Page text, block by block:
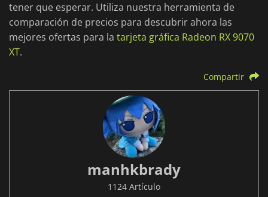
tener que esperar. Utiliza nuestra herramienta de
comparación de precios para descubrir ahora las
mejores ofertas para la tarjeta gráfica Radeon RX 9070
XT.
Compartir
manhkbrady
1124 Artículo